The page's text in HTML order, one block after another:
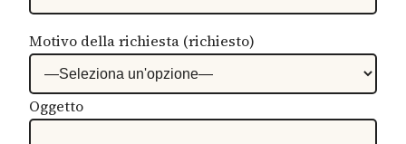
Motivo della richiesta (richiesto)
Oggetto